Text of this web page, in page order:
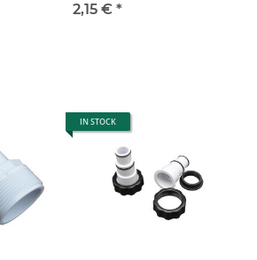
2,15 € *
IN STOCK